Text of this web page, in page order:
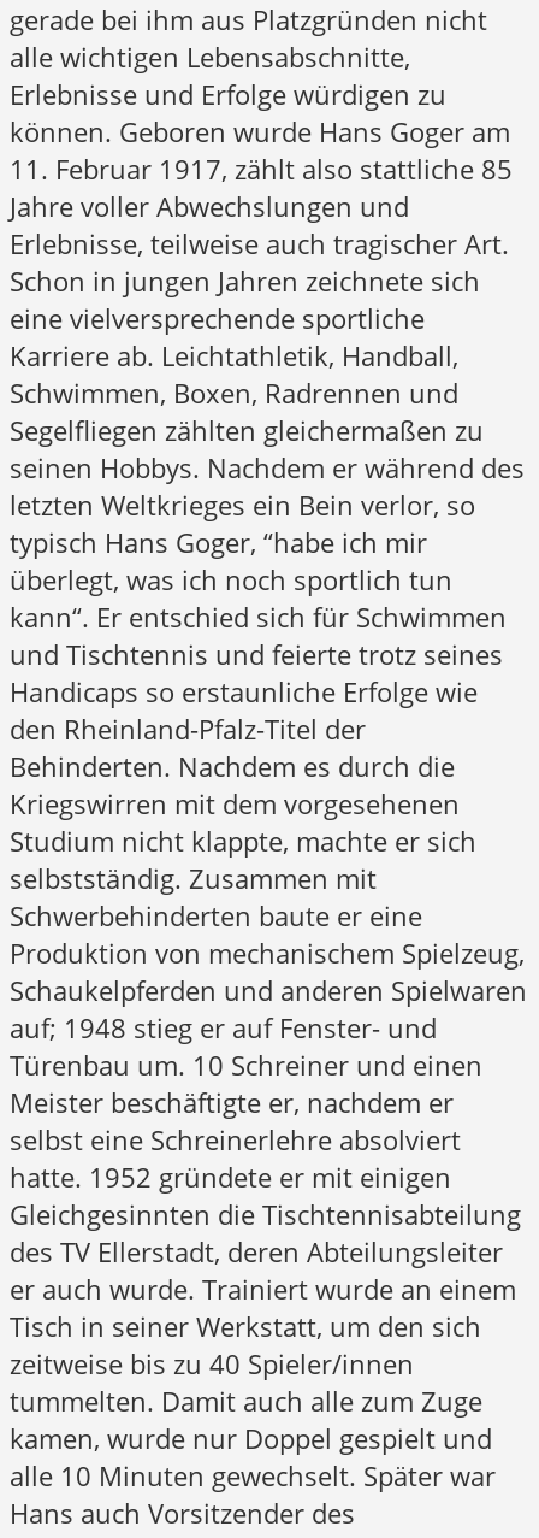
gerade bei ihm aus Platzgründen nicht
alle wichtigen Lebensabschnitte,
Erlebnisse und Erfolge würdigen zu
können. Geboren wurde Hans Goger am
11. Februar 1917, zählt also stattliche 85
Jahre voller Abwechslungen und
Erlebnisse, teilweise auch tragischer Art.
Schon in jungen Jahren zeichnete sich
eine vielversprechende sportliche
Karriere ab. Leichtathletik, Handball,
Schwimmen, Boxen, Radrennen und
Segelfliegen zählten gleichermaßen zu
seinen Hobbys. Nachdem er während des
letzten Weltkrieges ein Bein verlor, so
typisch Hans Goger, “habe ich mir
überlegt, was ich noch sportlich tun
kann“. Er entschied sich für Schwimmen
und Tischtennis und feierte trotz seines
Handicaps so erstaunliche Erfolge wie
den Rheinland-Pfalz-Titel der
Behinderten. Nachdem es durch die
Kriegswirren mit dem vorgesehenen
Studium nicht klappte, machte er sich
selbstständig. Zusammen mit
Schwerbehinderten baute er eine
Produktion von mechanischem Spielzeug,
Schaukelpferden und anderen Spielwaren
auf; 1948 stieg er auf Fenster- und
Türenbau um. 10 Schreiner und einen
Meister beschäftigte er, nachdem er
selbst eine Schreinerlehre absolviert
hatte. 1952 gründete er mit einigen
Gleichgesinnten die Tischtennisabteilung
des TV Ellerstadt, deren Abteilungsleiter
er auch wurde. Trainiert wurde an einem
Tisch in seiner Werkstatt, um den sich
zeitweise bis zu 40 Spieler/innen
tummelten. Damit auch alle zum Zuge
kamen, wurde nur Doppel gespielt und
alle 10 Minuten gewechselt. Später war
Hans auch Vorsitzender des